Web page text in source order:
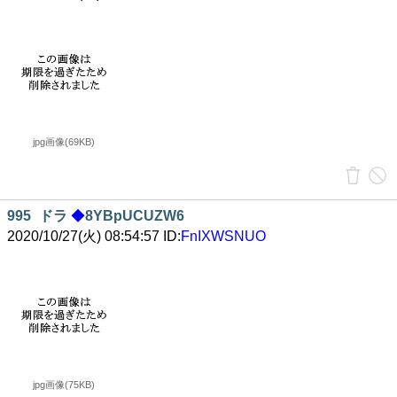
jpg画像(69KB)
995 ドラ ◆8YBpUCUZW6
2020/10/27(火) 08:54:57 ID:FnIXWSNUO
jpg画像(75KB)